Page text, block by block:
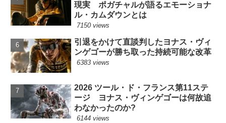
現実 ポガチャルが語るエモーショナ
ル・カムダウンとは
7150 views
引退をかけて直談判したヨナス・ヴィ
ンゲゴーが勝ち取った持続可能な改革
6383 views
2026 ツール・ド・フランス第11ステ
ージ ヨナス・ヴィンゲゴーは何故追
わなかったのか?
6144 views